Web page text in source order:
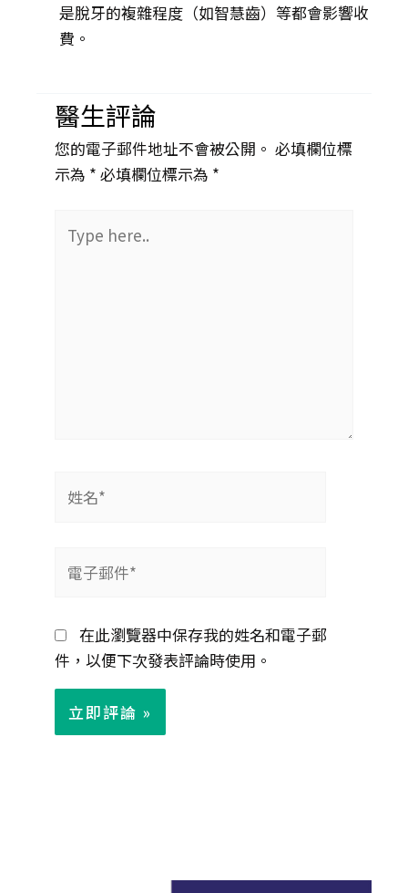
是脫牙的複雜程度（如智慧齒）等都會影響收
費。
醫生評論
您的電子郵件地址不會被公開。 必填欄位標
示為 * 必填欄位標示為 *
here..
名
件
*
在此瀏覽器中保存我的姓名和電子郵
件，以便下次發表評論時使用。